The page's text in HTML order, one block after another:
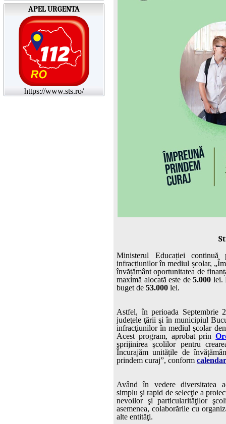
APEL URGENTA
https://www.sts.ro/
Ministerul Educației
infracțiunilor în mediul școlar,
învățământ oportunitatea de
maximă alocată este de5.000 lei.
buget de 53.000 lei.
Astfel, în perioada Septembrie
judeţele ţării şi în municipiul
infracţiunilor în mediul şcolar
Acest program, aprobat prin
sprijinirea şcolilor pentru
Încurajăm unitățile de
prindem curaj”, conform
Având în vedere diversitatea
simplu şi rapid de selecţie a
nevoilor şi particularităţilor
asemenea, colaborările cu
alte entităţi.